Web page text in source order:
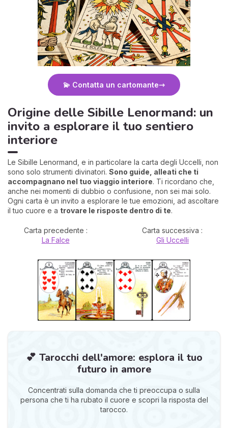
💫 Contatta un cartomante
Origine delle Sibille Lenormand: un
invito a esplorare il tuo sentiero
interiore
Le Sibille Lenormand, e in particolare la carta degli Uccelli, non
sono solo strumenti divinatori. Sono guide, alleati che ti
accompagnano nel tuo viaggio interiore. Ti ricordano che,
anche nei momenti di dubbio o confusione, non sei mai solo.
Ogni carta è un invito a esplorare le tue emozioni, ad ascoltare
il tuo cuore e a trovare le risposte dentro di te.
Carta precedente :
La Falce
Carta successiva :
Gli Uccelli
💕 Tarocchi dell'amore: esplora il tuo
futuro in amore
Concentrati sulla domanda che ti preoccupa o sulla
persona che ti ha rubato il cuore e scopri la risposta del
tarocco.